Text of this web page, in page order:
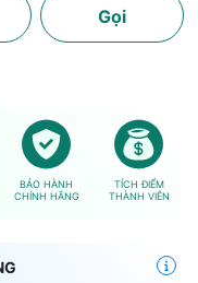
Gọi
BẢO HÀNH
CHÍNH HÃNG
TÍCH ĐIỂM
THÀNH VIÊN